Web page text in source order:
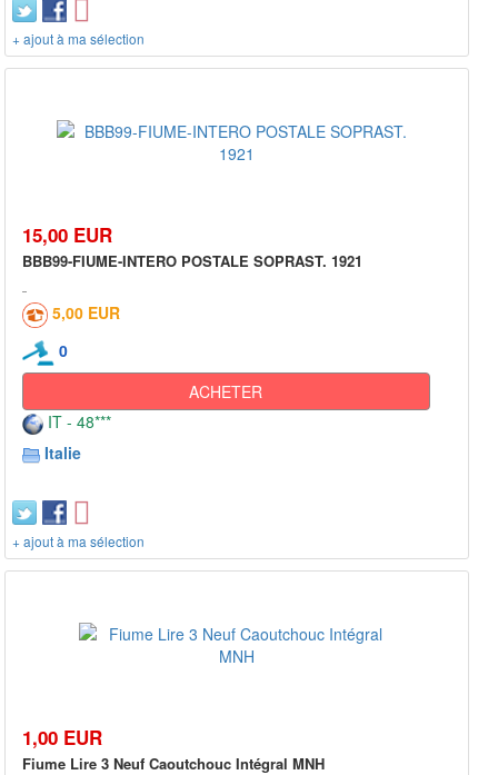
+ ajout à ma sélection
15,00 EUR
BBB99-FIUME-INTERO POSTALE SOPRAST. 1921
5,00 EUR
0
ACHETER
IT - 48***
Italie
+ ajout à ma sélection
1,00 EUR
Fiume Lire 3 Neuf Caoutchouc Intégral MNH